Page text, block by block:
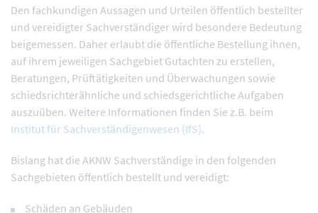
Den fachkundigen Aussagen und Urteilen öffentlich bestellter
und vereidigter Sachverständiger wird besondere Bedeutung
beigemessen. Daher erlaubt die öffentliche Bestellung ihnen,
auf ihrem jeweiligen Sachgebiet Gutachten zu erstellen,
Beratungen, Prüftätigkeiten und Überwachungen sowie
schiedsrichterähnliche und schiedsgerichtliche Aufgaben
auszuüben. Weitere Informationen finden Sie z.B. beim
Institut für Sachverständigenwesen (IfS).
Bislang hat die AKNW Sachverständige in den folgenden
Sachgebieten öffentlich bestellt und vereidigt:
Schäden an Gebäuden